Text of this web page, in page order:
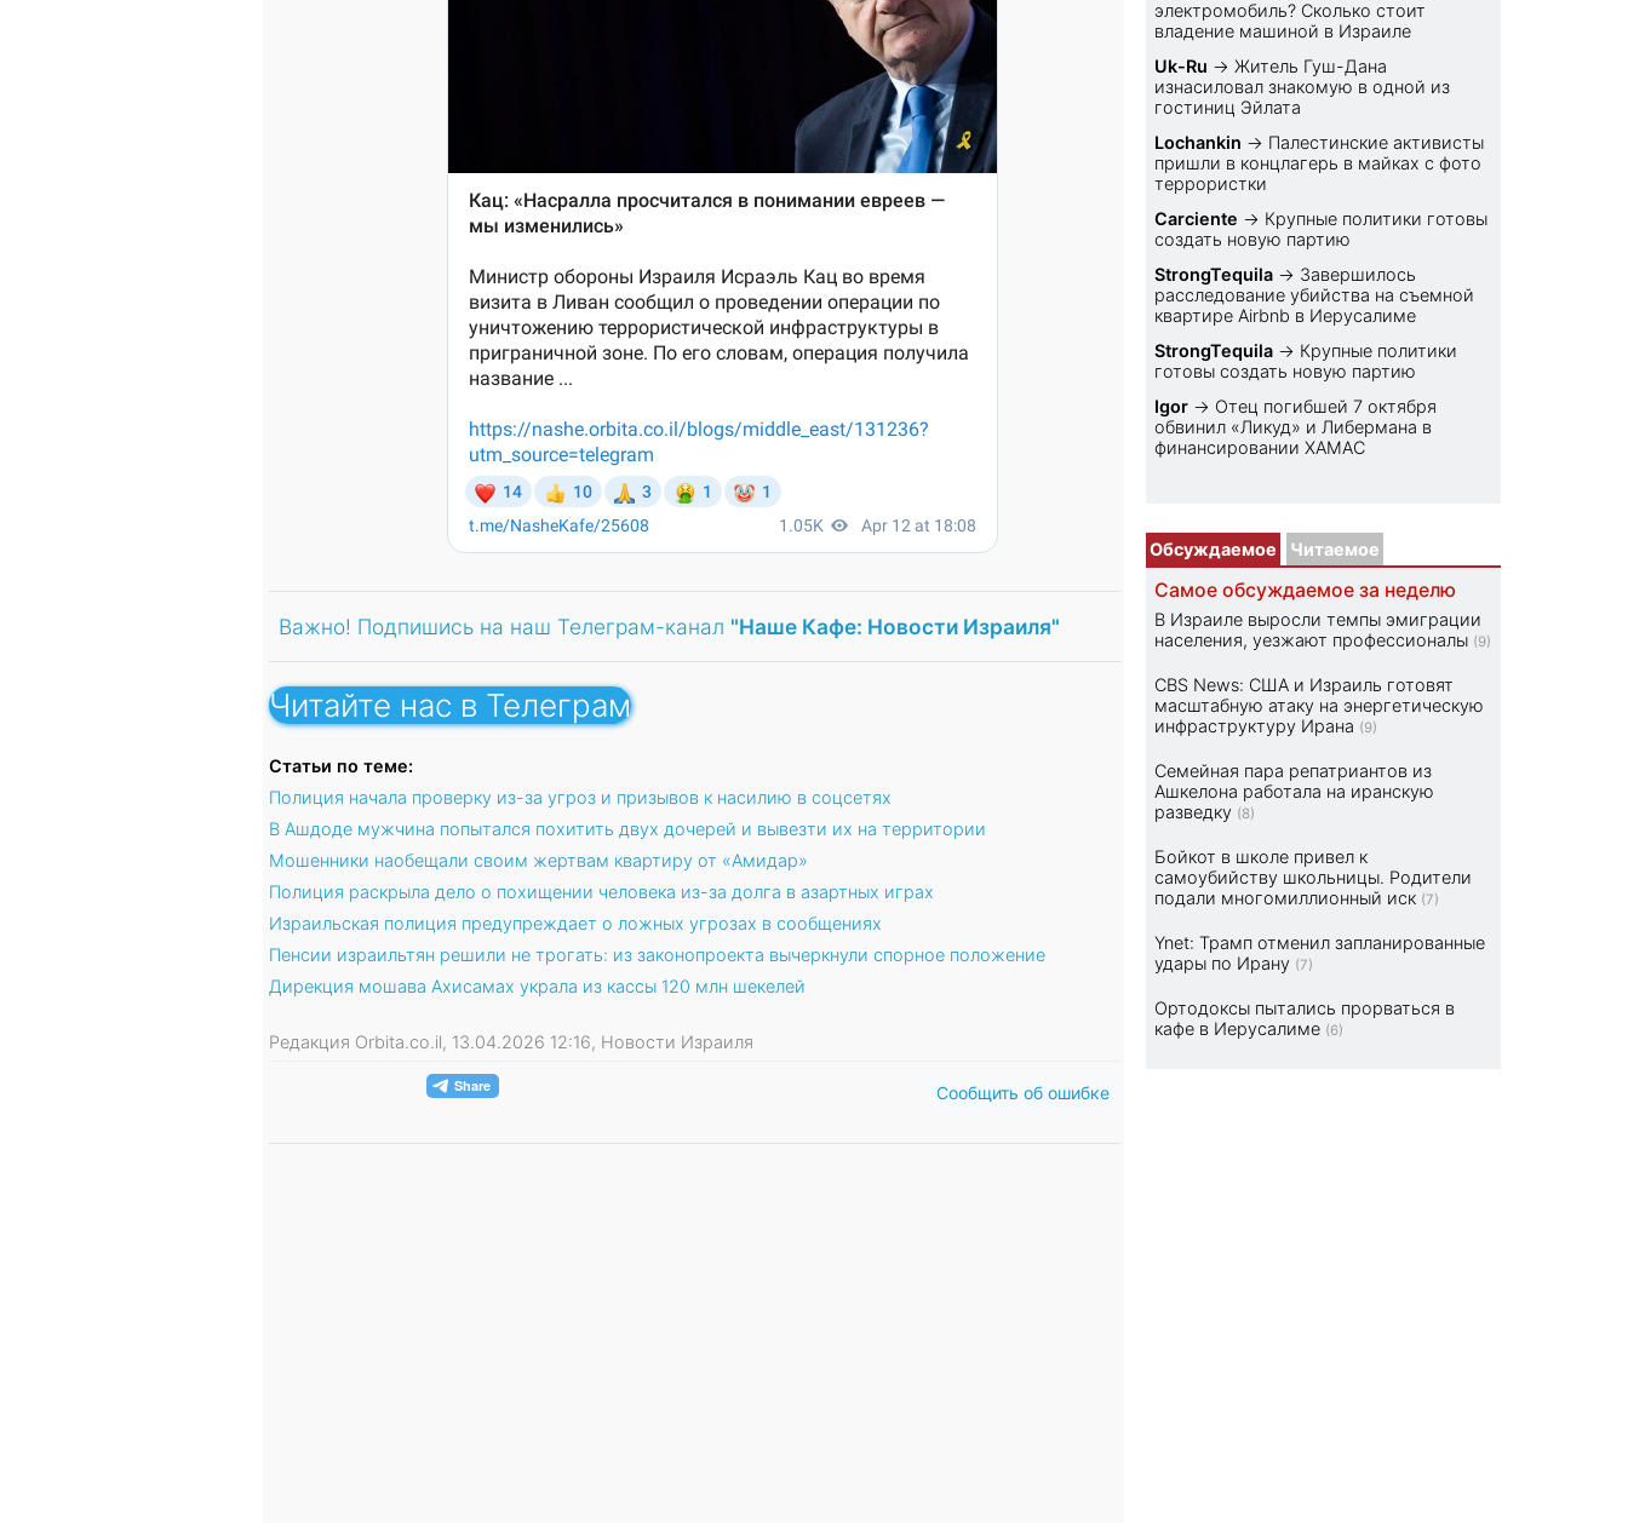
Важно! Подпишись на наш Телеграм-канал "Наше Кафе: Новости Израиля"
Читайте нас в Телеграм
Статьи по теме:
Полиция начала проверку из-за угроз и призывов к насилию в соцсетях
В Ашдоде мужчина попытался похитить двух дочерей и вывезти их на территории
Мошенники наобещали своим жертвам квартиру от «Амидар»
Полиция раскрыла дело о похищении человека из-за долга в азартных играх
Израильская полиция предупреждает о ложных угрозах в сообщениях
Пенсии израильтян решили не трогать: из законопроекта вычеркнули спорное положение
Дирекция мошава Ахисамах украла из кассы 120 млн шекелей
Редакция Orbita.co.il, 13.04.2026 12:16, Новости Израиля
Сообщить об ошибке
электромобиль? Cколько стоит
владение машиной в Израиле
Uk-Ru → Житель Гуш-Дана
изнасиловал знакомую в одной из
гостиниц Эйлата
Lochankin → Палестинские активисты
пришли в концлагерь в майках с фото
террористки
Carciente → Крупные политики готовы
создать новую партию
StrongTequila → Завершилось
расследование убийства на съемной
квартире Airbnb в Иерусалиме
StrongTequila → Крупные политики
готовы создать новую партию
Igor → Отец погибшей 7 октября
обвинил «Ликуд» и Либермана в
финансировании ХАМАС
Обсуждаемое Читаемое
Самое обсуждаемое за неделю
В Израиле выросли темпы эмиграции
населения, уезжают профессионалы (9)
CBS News: США и Израиль готовят
масштабную атаку на энергетическую
инфраструктуру Ирана (9)
Семейная пара репатриантов из
Ашкелона работала на иранскую
разведку (8)
Бойкот в школе привел к
самоубийству школьницы. Родители
подали многомиллионный иск (7)
Ynet: Трамп отменил запланированные
удары по Ирану (7)
Ортодоксы пытались прорваться в
кафе в Иерусалиме (6)